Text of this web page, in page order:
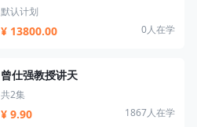
默认计划
¥ 13800.00 0人在学
曾仕强教授讲天
共2集
¥ 9.90 1867人在学